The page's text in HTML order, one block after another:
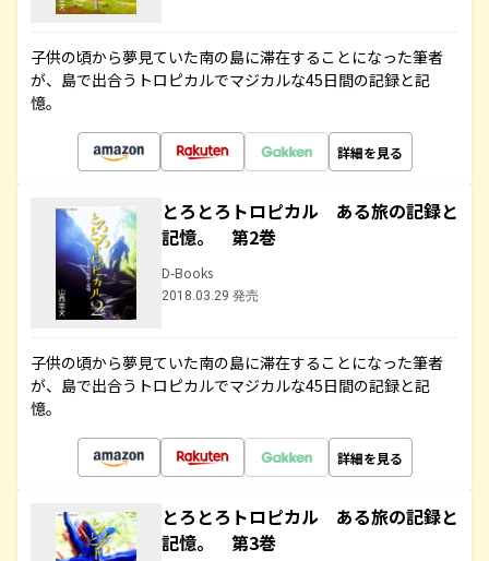
子供の頃から夢見ていた南の島に滞在することになった筆者
が、島で出合うトロピカルでマジカルな45日間の記録と記
憶。
詳細を見る
とろとろトロピカル ある旅の記録と
記憶。 第2巻
D-Books
2018.03.29 発売
子供の頃から夢見ていた南の島に滞在することになった筆者
が、島で出合うトロピカルでマジカルな45日間の記録と記
憶。
詳細を見る
とろとろトロピカル ある旅の記録と
記憶。 第3巻